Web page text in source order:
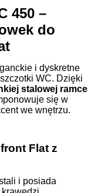
450 –
do
i dyskretne
WC. Dzięki
stalowej ramce
się w
we wnętrzu.
Flat z
i posiada